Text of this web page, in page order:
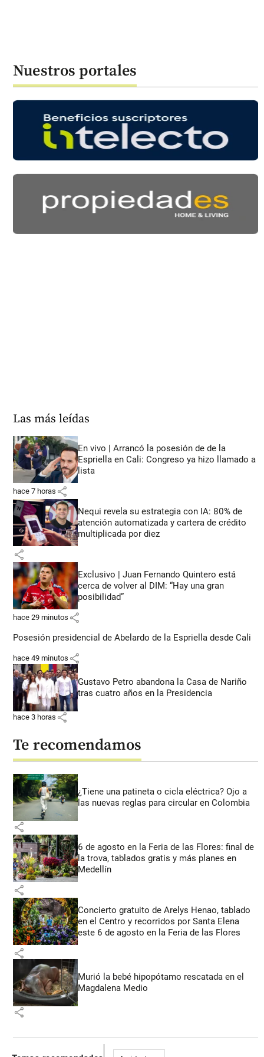
Nuestros portales
Las más leídas
En vivo | Arrancó la posesión de de la
Espriella en Cali: Congreso ya hizo llamado a
lista
hace 7 horas share
Nequi revela su estrategia con IA: 80% de
atención automatizada y cartera de crédito
multiplicada por diez
share
Exclusivo | Juan Fernando Quintero está
cerca de volver al DIM: “Hay una gran
posibilidad”
hace 29 minutos share
Posesión presidencial de Abelardo de la Espriella desde Cali
hace 49 minutos share
Gustavo Petro abandona la Casa de Nariño
tras cuatro años en la Presidencia
hace 3 horas share
Te recomendamos
¿Tiene una patineta o cicla eléctrica? Ojo a
las nuevas reglas para circular en Colombia
share
6 de agosto en la Feria de las Flores: final de
la trova, tablados gratis y más planes en
Medellín
share
Concierto gratuito de Arelys Henao, tablado
en el Centro y recorridos por Santa Elena
este 6 de agosto en la Feria de las Flores
share
Murió la bebé hipopótamo rescatada en el
Magdalena Medio
share